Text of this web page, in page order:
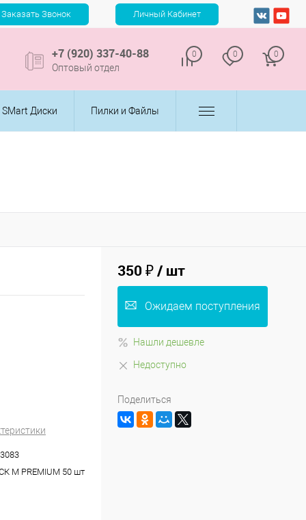
+7 (920) 337-40-88
Оптовый отдел
0 0 0
SMart Диски Пилки и Файлы
М PREMIUM 50 шт
350 ₽/ шт
Ожидаем поступления
Нашли дешевле
Недоступно
Поделиться